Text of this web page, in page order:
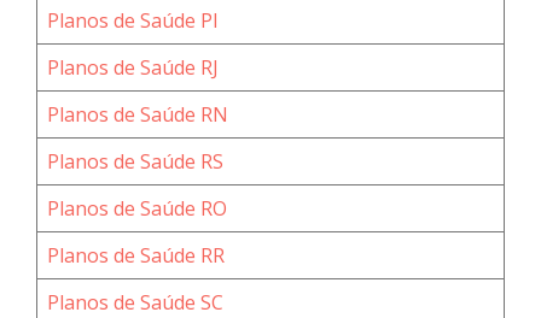
Planos de Saúde PI
Planos de Saúde RJ
Planos de Saúde RN
Planos de Saúde RS
Planos de Saúde RO
Planos de Saúde RR
Planos de Saúde SC